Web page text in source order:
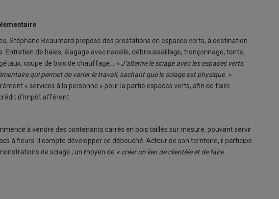
Stéphane Beaumard propose des prestations en espaces verts, à destination
Entretien de haies, élagage avec nacelle, débroussaillage, tronçonnage, tonte,
coupe de bois de chauffage... « J’alterne le sciage avec les espaces verts,
qui permet de varier le travail, sachant que le sciage est physique. »
« services à la personne » pour la partie espaces verts, afin de faire
d’impôt afférent.
à vendre des contenants carrés en bois taillés sur mesure, pouvant servir
à fleurs. Il compte développer ce débouché. Acteur de son territoire, il participe
de sciage ; un moyen de « créer un lien de clientèle et de faire